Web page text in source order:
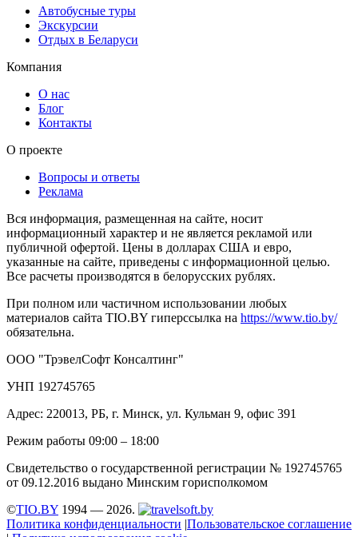
Автобусные туры
Экскурсии
Отдых в Беларуси
Компания
О нас
Блог
Контакты
О проекте
Вопросы и ответы
Реклама
Вся информация, размещенная на сайте, носит
информационный характер и не является рекламой или
публичной офертой. Цены в долларах США и евро,
указанные на сайте, приведены с информационной целью.
Все расчеты производятся в белорусских рублях.
При полном или частичном использовании любых
материалов сайта TIO.BY гиперссылка на https://www.tio.by/
обязательна.
ООО "ТрэвелСофт Консалтинг"
УНП 192745765
Адрес: 220013, РБ, г. Минск, ул. Кульман 9, офис 391
Режим работы 09:00 – 18:00
Свидетельство о государственной регистрации № 192745765
от 09.12.2016 выдано Минским горисполкомом
©TIO.BY 1994 — 2026.
Политика конфиденциальности |Пользовательское соглашение